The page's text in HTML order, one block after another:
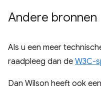
Andere bronnen
Als u een meer
raadpleeg dan de W3C-
Dan Wilson heeft ook een